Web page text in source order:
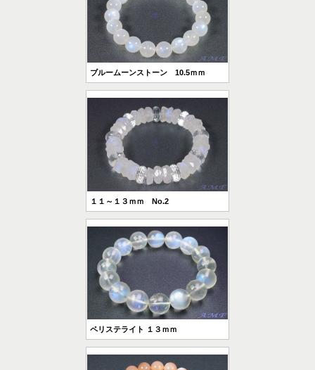
ブルームーンストーン 10.5ｍｍ
１１～１３ｍｍ No.2
ペリステライト １３ｍｍ